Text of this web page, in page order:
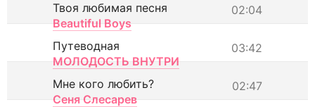
02:04
Твоя любимая песня
Beautiful Boys
03:42
Путеводная
МОЛОДОСТЬ ВНУТРИ
02:47
Мне кого любить?
Сеня Слесарев